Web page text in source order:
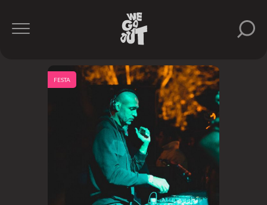
FESTA